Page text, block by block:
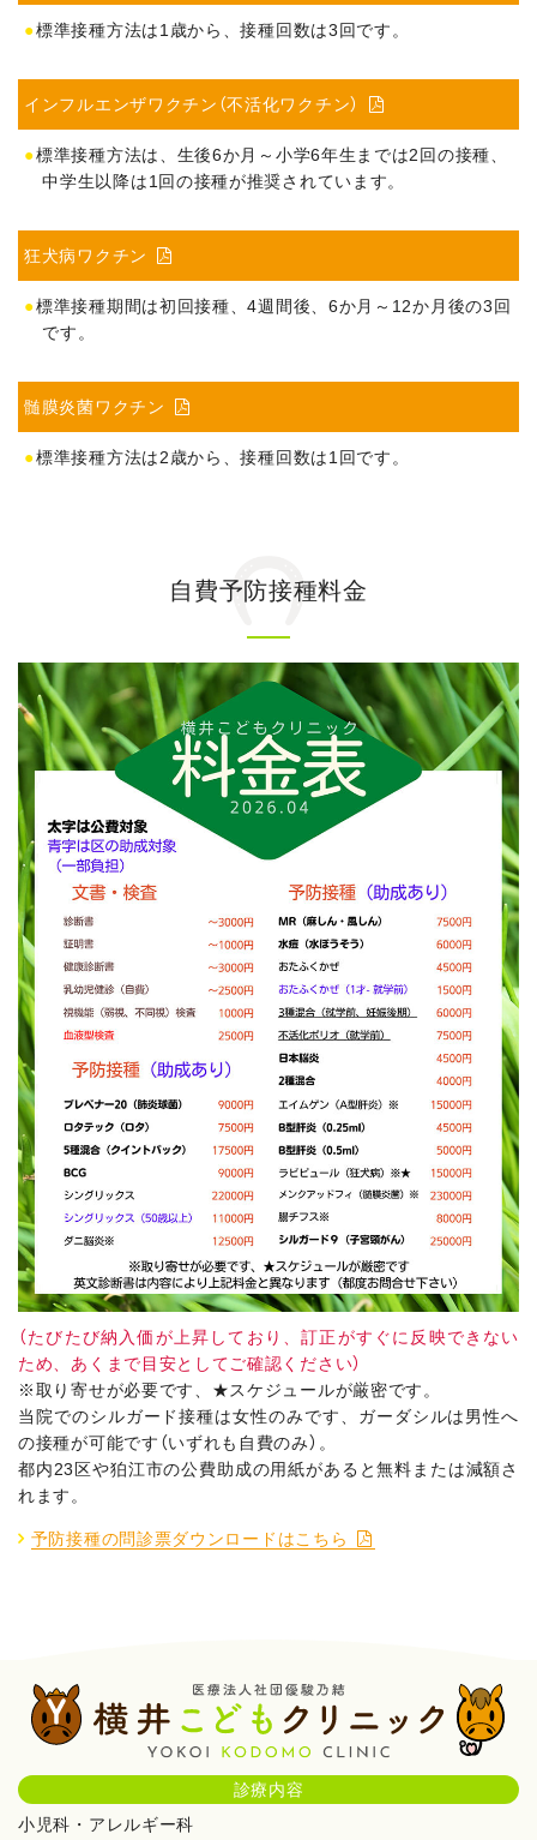
標準接種方法は1歳から、接種回数は3回です。
インフルエンザワクチン（不活化ワクチン） 
標準接種方法は、生後6か月～小学6年生までは2回の接種、
中学生以降は1回の接種が推奨されています。
狂犬病ワクチン 
標準接種期間は初回接種、4週間後、6か月～12か月後の3回
です。
髄膜炎菌ワクチン 
標準接種方法は2歳から、接種回数は1回です。
自費予防接種料金
（たびたび納入価が上昇しており、訂正がすぐに反映できない
ため、あくまで目安としてご確認ください）
※取り寄せが必要です、★スケジュールが厳密です。
当院でのシルガード接種は女性のみです、ガーダシルは男性へ
の接種が可能です（いずれも自費のみ）。
都内23区や狛江市の公費助成の⽤紙があると無料または減額さ
れます。
予防接種の問診票ダウンロードはこちら 
診療内容
小児科・アレルギー科